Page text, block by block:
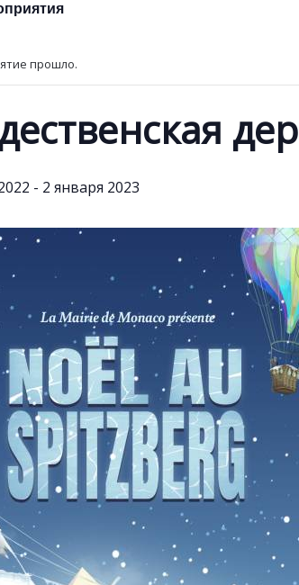
прошло.
- 2 января 2023